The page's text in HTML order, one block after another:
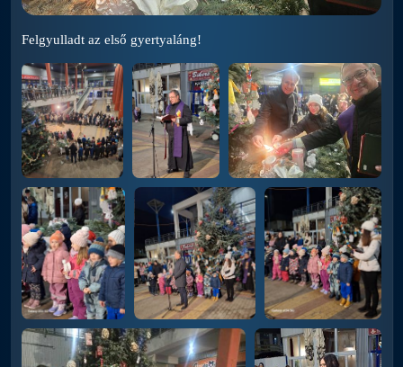
Felgyulladt az első gyertyaláng!